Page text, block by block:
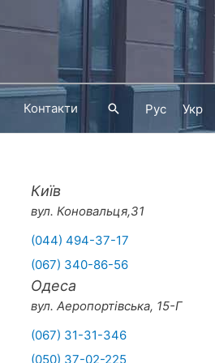
Контакти ПошукРус Укр
Київ
вул. Коновальця,31
(044) 494-37-17
(067) 340-86-56
Одеса
вул. Аеропортівська, 15-Г
(067) 31-31-346
(050) 37-02-225